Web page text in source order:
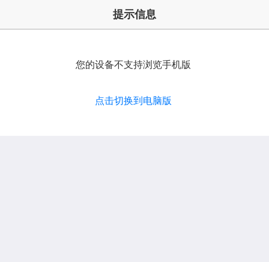
提示信息
您的设备不支持浏览手机版
点击切换到电脑版